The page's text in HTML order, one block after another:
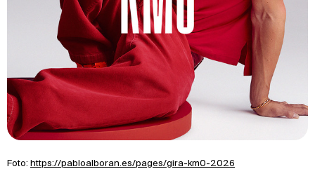
Foto: https://pabloalboran.es/pages/gira-km0-2026